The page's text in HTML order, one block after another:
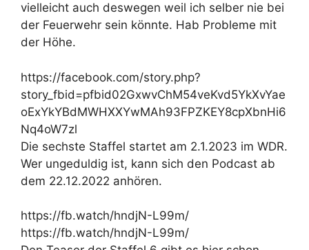
vielleicht auch deswegen weil ich selber nie bei
der Feuerwehr sein könnte. Hab Probleme mit
der Höhe.
https://facebook.com/story.php?
story_fbid=pfbid02GxwvChM54veKvd5YkXvYae
oExYkYBdMWHXXYwMAh93FPZKEY8cpXbnHi6
Nq4oW7zl
Die sechste Staffel startet am 2.1.2023 im WDR.
Wer ungeduldig ist, kann sich den Podcast ab
dem 22.12.2022 anhören.
https://fb.watch/hndjN-L99m/
https://fb.watch/hndjN-L99m/